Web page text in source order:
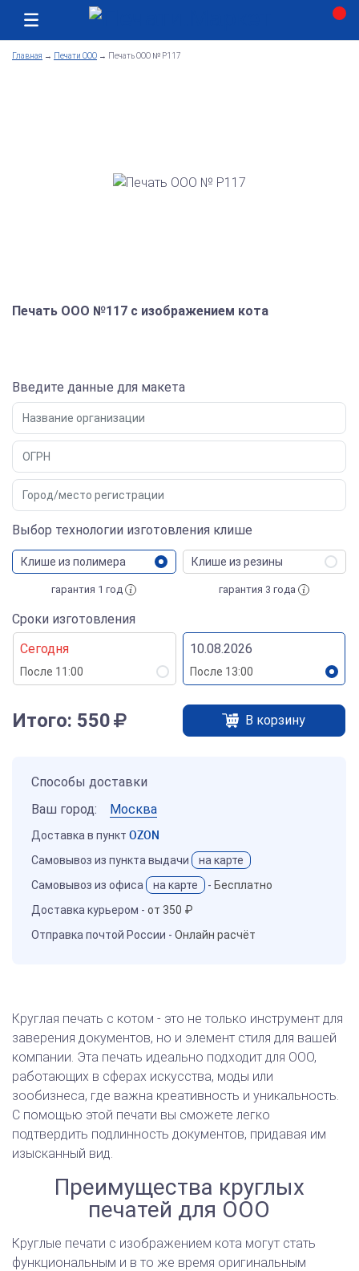
Главная → Печати ООО → Печать ООО № Р117
Печать ООО №117 с изображением кота
Введите данные для макета
Выбор технологии изготовления клише
Клише из полимера
гарантия 1 год
Клише из резины
гарантия 3 года
Сроки изготовления
Сегодня
После 11:00
10.08.2026
После 13:00
Итого: 550 В корзину
Способы доставки
Ваш город:
Москва
Доставка в пункт OZON
Самовывоз из пункта выдачи
на карте
Самовывоз из офиса
на карте - Бесплатно
Доставка курьером - от 350 ₽
Отправка почтой России - Онлайн расчёт
Круглая печать с котом - это не только инструмент для
заверения документов, но и элемент стиля для вашей
компании. Эта печать идеально подходит для ООО,
работающих в сферах искусства, моды или
зообизнеса, где важна креативность и уникальность.
С помощью этой печати вы сможете легко
подтвердить подлинность документов, придавая им
изысканный вид.
Преимущества круглых
печатей для ООО
Круглые печати с изображением кота могут стать
функциональным и в то же время оригинальным